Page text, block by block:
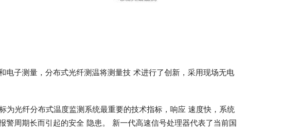
电子测量，分布式光纤测温将测量技 术进行了创新，采用现场无电
为光纤分布式温度监测系统最重要的技术指标，响应 速度快，系统
警周期长而引起的安全 隐患。 新一代高速信号处理器代表了当前国